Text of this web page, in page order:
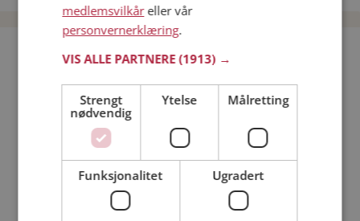
Bli medlem gratis!
Jeg er en: Mann Kvinne
Min alder:
medlemsvilkåreller vår
personvernerklæring.
VIS ALLE PARTNERE(1913) →
Strengt
nødvendig
Ytelse Målretting
Funksjonalitet Ugradert